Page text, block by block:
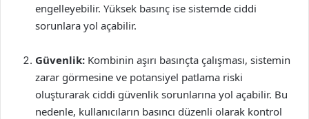
engelleyebilir. Yüksek basınç ise sistemde ciddi
sorunlara yol açabilir.
Güvenlik: Kombinin aşırı basınçta çalışması, sistemin
zarar görmesine ve potansiyel patlama riski
oluşturarak ciddi güvenlik sorunlarına yol açabilir. Bu
nedenle, kullanıcıların basıncı düzenli olarak kontrol